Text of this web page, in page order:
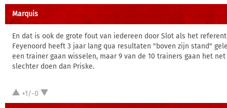
Marquis
En dat is ook de grote fout van iedereen door Slot als het
Feyenoord heeft 3 jaar lang qua resultaten "boven zijn stand"
een trainer gaan wisselen, maar 9 van de 10 trainers gaan het
slechter doen dan Priske.
+1/-0